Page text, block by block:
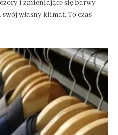
i zmieniające się barwy
własny klimat. To czas